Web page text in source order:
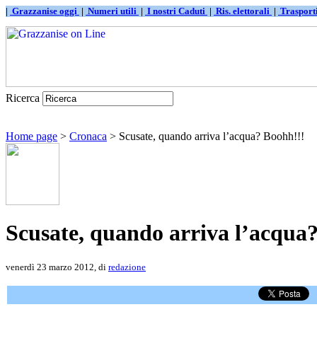
| Grazzanise oggi | Numeri utili | I nostri Caduti | Ris. elettorali |
Ricerca
Home page > Cronaca > Scusate, quando arriva l’acqua? Boohh!!!
Scusate, quando arriva
venerdì 23 marzo 2012, di redazione